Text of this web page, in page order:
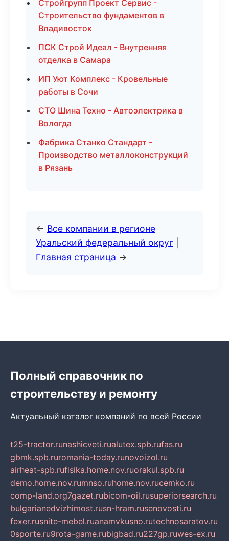
Стройгрупп Проект Сервис -
Строительство фундаментов в
Владивосток
ПСК Строй Идеал - Внутренняя
отделка в Самара
ИП Уют Комплекс - Кровельные
работы в Сочи
СТО Шина Техно - Автоэлектрика в
Вологда
Фабрика Станко Стандарт -
Производство металлоконструкций
в Рязань
← Все компании в регионе
Уральский федеральный округ
Главная страница →
Полный справочник по
строительству и ремонту
Актуальный каталог компаний по всей России
t25-tractor.runashicveti.rualutex.spb.rufas.ru
gbmk.spb.ruromania-today.runovoizol.ru
airheat-spb.rufisika.home.nov.ruorakul.spb.ru
demo.home.nov.rumnso.ruhome.nov.rucemko.ru
comp-land.org7gazet.rubicom-oil.rusuperiorsearch.ru
bulgarianedvizhimost.rusn-hram.rusenovosti.ru
fexer.rusnite-mebel.ruanamvkusno.rutechnosaratov.ru
0sporte.ru9rota-game.rubigbad.ru227gp.ruwes-ex.ru